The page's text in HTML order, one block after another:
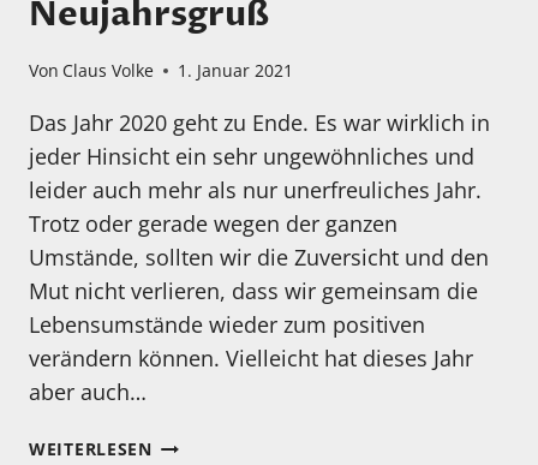
Neujahrsgruß
Von Claus Volke 1. Januar 2021
Das Jahr 2020 geht zu Ende. Es war wirklich in
jeder Hinsicht ein sehr ungewöhnliches und
leider auch mehr als nur unerfreuliches Jahr.
Trotz oder gerade wegen der ganzen
Umstände, sollten wir die Zuversicht und den
Mut nicht verlieren, dass wir gemeinsam die
Lebensumstände wieder zum positiven
verändern können. Vielleicht hat dieses Jahr
aber auch…
WEITERLESENNEUJAHRSGRUSS